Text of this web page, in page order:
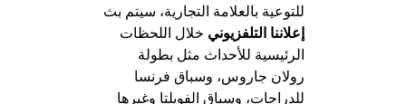
للتوعية بالعلامة التجارية، سيتم بث
إعلاننا التلفزيوني خلال اللحظات
الرئيسية للأحداث مثل بطولة
رولان جاروس، وسباق فرنسا
للدراجات، وسباق الفويلتا وغيرها